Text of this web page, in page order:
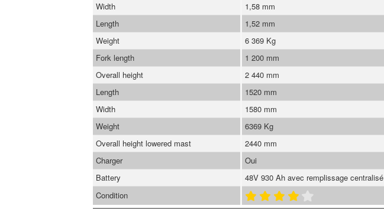
Width
1,58 mm
Length
1,52 mm
Weight
6 369 Kg
Fork length
1 200 mm
Overall height
2 440 mm
Length
1520 mm
Width
1580 mm
Weight
6369 Kg
Overall height lowered mast
2440 mm
Charger
Oui
Battery
48V 930 Ah avec remplissage centralisé
Condition